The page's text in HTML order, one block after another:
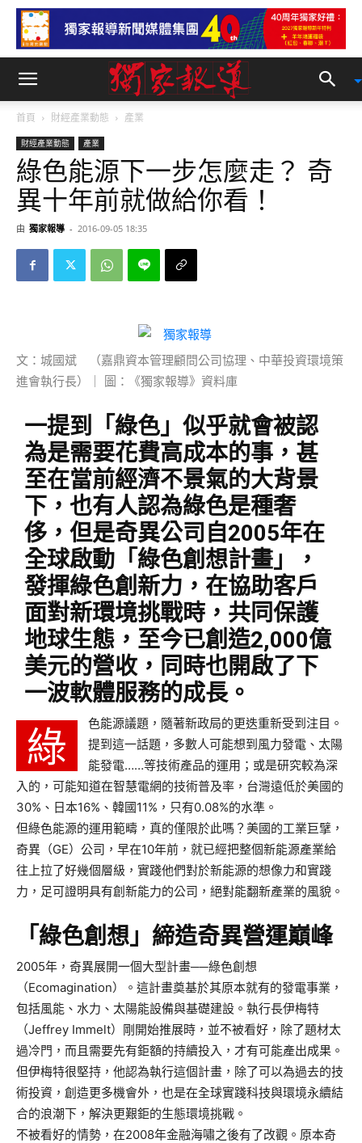
首頁 財經產業動態 產業
財經產業動態 產業
綠色能源下一步怎麼走？ 奇
異十年前就做給你看！
由 獨家報導 - 2016-09-05 18:35
文：城國斌 （嘉鼎資本管理顧問公司協理、中華投資環境策
進會執行長）｜ 圖：《獨家報導》資料庫
一提到「綠色」似乎就會被認
為是需要花費高成本的事，甚
至在當前經濟不景氣的大背景
下，也有人認為綠色是種奢
侈，但是奇異公司自2005年在
全球啟動「綠色創想計畫」，
發揮綠色創新力，在協助客戶
面對新環境挑戰時，共同保護
地球生態，至今已創造2,000億
美元的營收，同時也開啟了下
一波軟體服務的成長。
綠
色能源議題，隨著新政局的更迭重新受到注目。
提到這一話題，多數人可能想到風力發電、太陽
能發電……等技術產品的運用；或是研究較為深
入的，可能知道在智慧電網的技術普及率，台灣遠低於美國的
30%、日本16%、韓國11%，只有0.08%的水準。
但綠色能源的運用範疇，真的僅限於此嗎？美國的工業巨擘，
奇異（GE）公司，早在10年前，就已經把整個新能源產業給
往上拉了好幾個層級，實踐他們對於新能源的想像力和實踐
力，足可證明具有創新能力的公司，絕對能翻新產業的風貌。
「綠色創想」締造奇異營運巔峰
2005年，奇異展開一個大型計畫──綠色創想
（Ecomagination）。這計畫奠基於其原本就有的發電事業，
包括風能、水力、太陽能設備與基礎建設。執行長伊梅特
（Jeffrey Immelt）剛開始推展時，並不被看好，除了題材太
過冷門，而且需要先有鉅額的持續投入，才有可能產出成果。
但伊梅特很堅持，他認為執行這個計畫，除了可以為過去的技
術投資，創造更多機會外，也是在全球實踐科技與環境永續結
合的浪潮下，解決更艱鉅的生態環境挑戰。
不被看好的情勢，在2008年金融海嘯之後有了改觀。原本奇